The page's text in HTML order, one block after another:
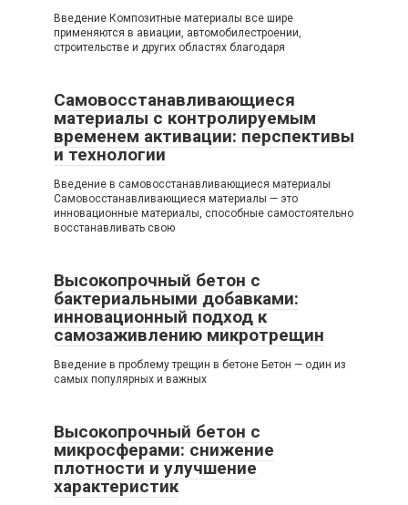
Введение Композитные материалы все шире
применяются в авиации, автомобилестроении,
строительстве и других областях благодаря
Самовосстанавливающиеся
материалы с контролируемым
временем активации: перспективы
и технологии
Введение в самовосстанавливающиеся материалы
Самовосстанавливающиеся материалы — это
инновационные материалы, способные самостоятельно
восстанавливать свою
Высокопрочный бетон с
бактериальными добавками:
инновационный подход к
самозаживлению микротрещин
Введение в проблему трещин в бетоне Бетон — один из
самых популярных и важных
Высокопрочный бетон с
микросферами: снижение
плотности и улучшение
характеристик